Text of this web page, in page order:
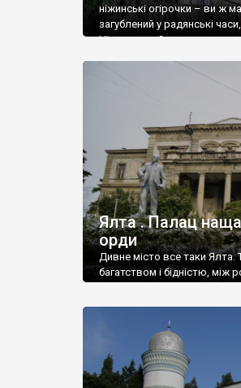
ніжинські огірочки – ви ж
загублений у радянські
Ніжин греки?
Ялта . Палац
орди
Дивне місто все таки Ялта.
багатством і бідністю, між